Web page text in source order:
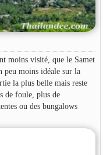
moins visité, que le Samet
moins idéale sur la
la plus belle mais reste
de foule, plus de
ou des bungalows